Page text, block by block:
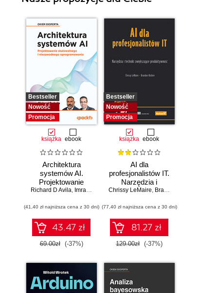
Bestseller
Nowość
Promocja
książka ebook
Architektura
systemów AI.
Projektowanie
skalowalnego i
oprogramowania
Richard D Avila, Imran Ahmad
(41,40 zł najniższa cena z 30 dni)
43.47 zł
69.00zł (-37%)
Bestseller
Nowość
Promocja
książka ebook
AI dla
profesjonalistów IT.
Narzędzia i
techniki
produktywność
Chrissy LeMaire, Brandon Abshire
(77,40 zł najniższa cena z 30 dni)
81.27 zł
129.00zł (-37%)